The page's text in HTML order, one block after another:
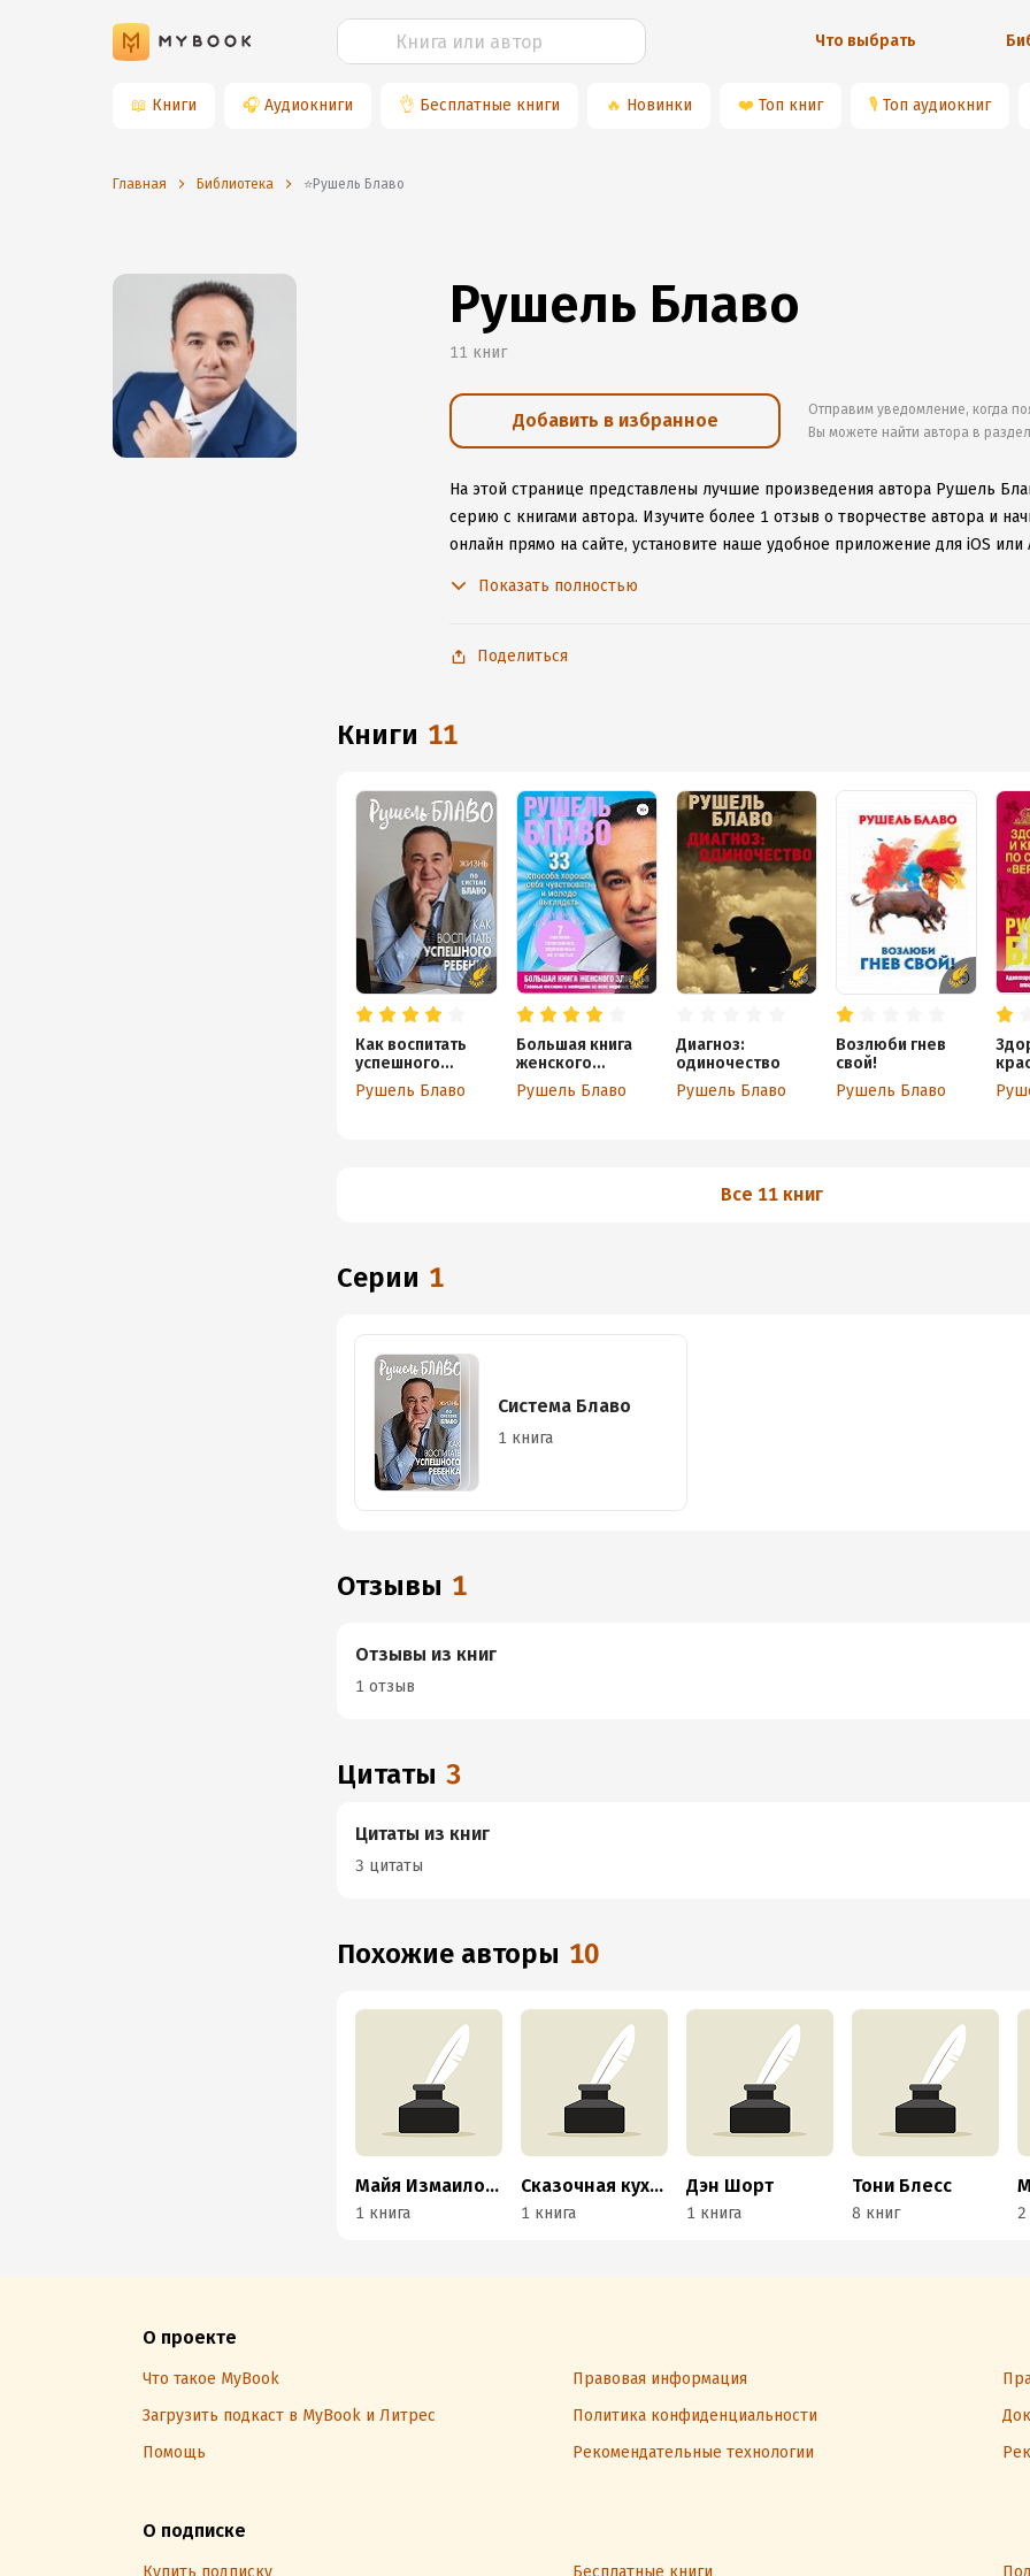
Что выбрать
📖 Книги 🎧 Аудиокниги 👌 Бесплатные книги 🔥 Новинки ❤️ Топ книг 🎙 Топ аудиокниг
Главная Библиотека ⭐️Рушель Блаво
Рушель Блаво
11 книг
Добавить в избранное
Отправим уведомление, когда
Вы можете найти автора в
На этой странице представлены лучшие произведения автора Рушель
серию с книгами автора. Изучите более 1 отзыв о творчестве автора и
онлайн прямо на сайте, установите наше удобное приложение для iOS
Показать полностью
Поделиться
книги 11
Как воспитать
успешного
ребенка
Рушель Блаво
Большая книга
женского
здоровья
Рушель Блаво
Диагноз:
одиночество
Рушель Блаво
Возлюби гнев
свой!
Рушель Блаво
Все 11 книг
Серии 1
Система Блаво
1 книга
Отзывы 1
Отзывы из книг
1 отзыв
Цитаты 3
Цитаты из книг
3 цитаты
Похожие авторы 10
Майя Измаилова
1 книга
Сказочная кухня Оксаны Степановой
1 книга
Дэн Шорт
1 книга
Тони Блесс
8 книг 2
О проекте
Что такое MyBook Правовая информация
Загрузить подкаст в MyBook и Литрес
Политика конфиденциальности
Помощь
Рекомендательные технологии
О подписке
Купить подписку Бесплатные книги